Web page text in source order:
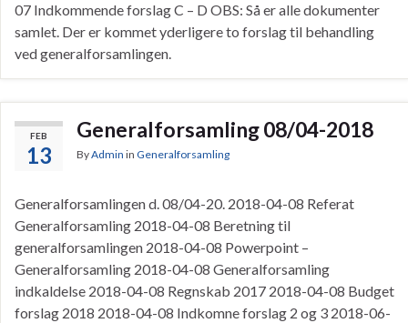
07 Indkommende forslag C – D OBS: Så er alle dokumenter
samlet. Der er kommet yderligere to forslag til behandling
ved generalforsamlingen.
FEB
13
Generalforsamling 08/04-2018
ByAdmin in Generalforsamling
Generalforsamlingen d. 08/04-20. 2018-04-08 Referat
Generalforsamling 2018-04-08 Beretning til
generalforsamlingen 2018-04-08 Powerpoint –
Generalforsamling 2018-04-08 Generalforsamling
indkaldelse 2018-04-08 Regnskab 2017 2018-04-08 Budget
forslag 2018 2018-04-08 Indkomne forslag 2 og 3 2018-06-